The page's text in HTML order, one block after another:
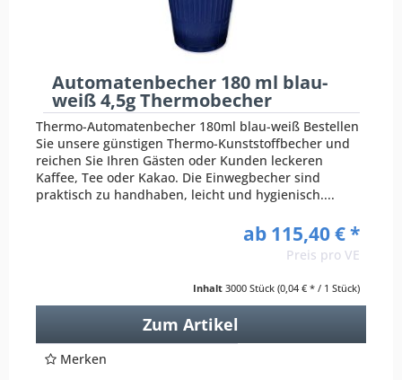
Automatenbecher 180 ml blau-
weiß 4,5g Thermobecher
Thermo-Automatenbecher 180ml blau-weiß Bestellen
Sie unsere günstigen Thermo-Kunststoffbecher und
reichen Sie Ihren Gästen oder Kunden leckeren
Kaffee, Tee oder Kakao. Die Einwegbecher sind
praktisch zu handhaben, leicht und hygienisch....
ab 115,40 € *
Preis pro VE
Inhalt 3000 Stück (0,04 € * / 1 Stück)
Zum Artikel
Merken